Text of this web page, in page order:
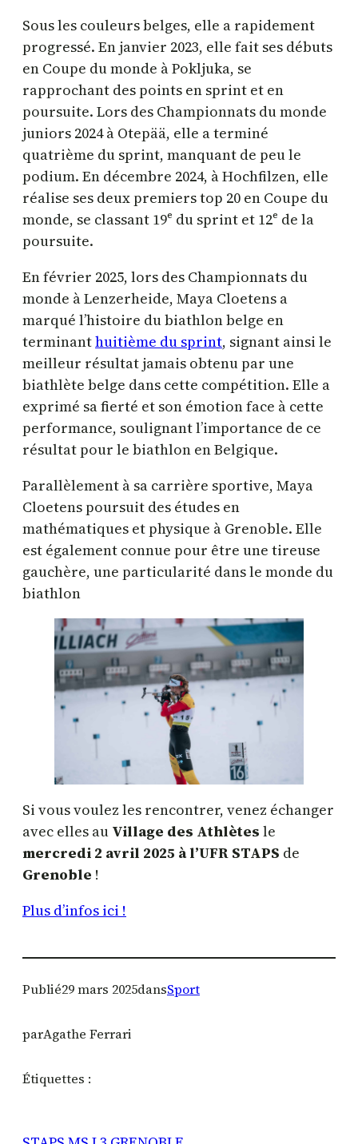
Sous les couleurs belges, elle a rapidement
progressé. En janvier 2023, elle fait ses débuts
en Coupe du monde à Pokljuka, se
rapprochant des points en sprint et en
poursuite. Lors des Championnats du monde
juniors 2024 à Otepää, elle a terminé
quatrième du sprint, manquant de peu le
podium. En décembre 2024, à Hochfilzen, elle
réalise ses deux premiers top 20 en Coupe du
monde, se classant 19ᵉ du sprint et 12ᵉ de la
poursuite.
En février 2025, lors des Championnats du
monde à Lenzerheide, Maya Cloetens a
marqué l’histoire du biathlon belge en
terminanthuitième du sprint, signant ainsi le
meilleur résultat jamais obtenu par une
biathlète belge dans cette compétition. Elle a
exprimé sa fierté et son émotion face à cette
performance, soulignant l’importance de ce
résultat pour le biathlon en Belgique. ​
Parallèlement à sa carrière sportive, Maya
Cloetens poursuit des études en
mathématiques et physique à Grenoble. Elle
est également connue pour être une tireuse
gauchère, une particularité dans le monde du
biathlon
Si vous voulez les rencontrer, venez échanger
avec elles au Village des Athlètes le
mercredi 2 avril 2025 à l’UFR STAPS de
Grenoble !
Plus d’infos ici !
Publié29 mars 2025dansSport
parAgathe Ferrari
Étiquettes :